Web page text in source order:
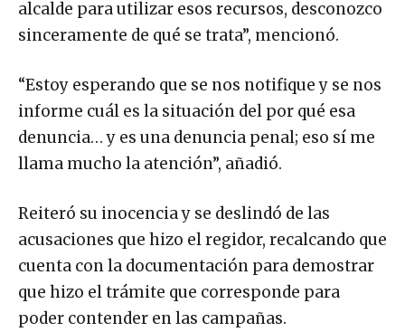
alcalde para utilizar esos recursos, desconozco
sinceramente de qué se trata”, mencionó.
“Estoy esperando que se nos notifique y se nos
informe cuál es la situación del por qué esa
denuncia… y es una denuncia penal; eso sí me
llama mucho la atención”, añadió.
Reiteró su inocencia y se deslindó de las
acusaciones que hizo el regidor, recalcando que
cuenta con la documentación para demostrar
que hizo el trámite que corresponde para
poder contender en las campañas.